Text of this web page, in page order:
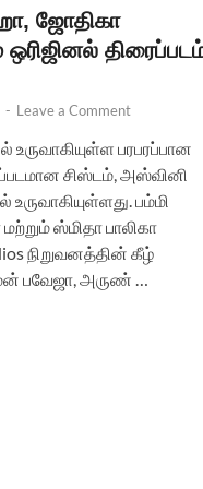
ஜோதிகா
ஒரிஜினல்
- Leave a Comment
உருவாகியுள்ள பரபரப்பான
சிஸ்டம், அஸ்வினி
பம்மி
ஸ்மிதா பாலிகா
நிறுவனத்தின் கீழ்
பவேஜா, அருண் …